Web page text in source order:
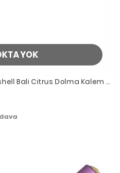
YOK
Bali Citrus Dolma Kalem F